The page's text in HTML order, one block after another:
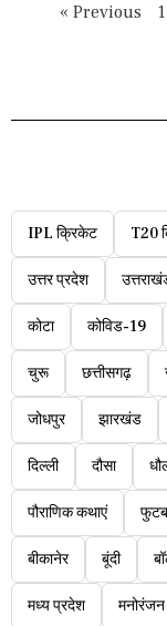
« Previous 1
IPL क्रिकेट T20
उत्तर प्रदेश
कोटा कोविड-19
चुरू छत्तीसगढ़
जोधपुर झारखंड
दिल्ली दौसा
पौराणिक कथाएं
बीकानेर बूंदी
मध्य प्रदेश मनोरंजन